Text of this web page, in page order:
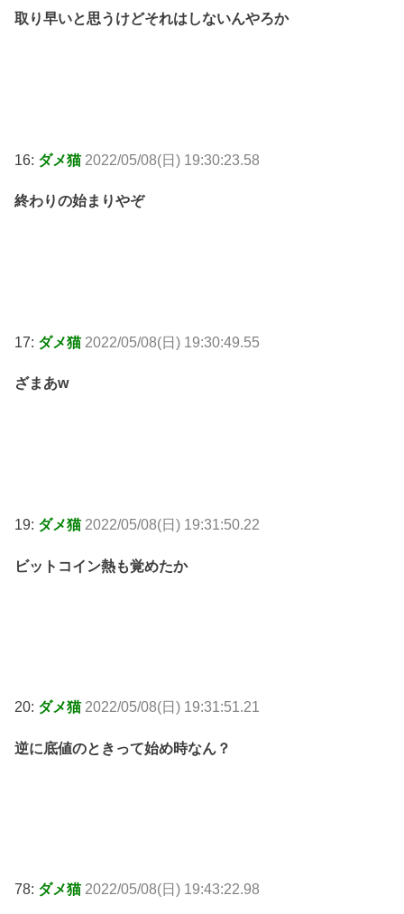
取り早いと思うけどそれはしないんやろか
16: ダメ猫 2022/05/08(日) 19:30:23.58
終わりの始まりやぞ
17: ダメ猫 2022/05/08(日) 19:30:49.55
ざまあw
19: ダメ猫 2022/05/08(日) 19:31:50.22
ビットコイン熱も覚めたか
20: ダメ猫 2022/05/08(日) 19:31:51.21
逆に底値のときって始め時なん？
78: ダメ猫 2022/05/08(日) 19:43:22.98